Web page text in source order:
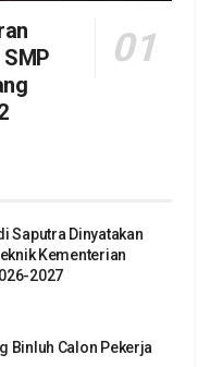
Saputra Dinyatakan
Kementerian
2027
Binluh Calon Pekerja